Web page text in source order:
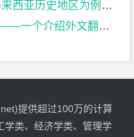
地区为例外文翻译资料
个介绍外文翻译资料
提供超过100万的计算
学类、经济学类、管理学